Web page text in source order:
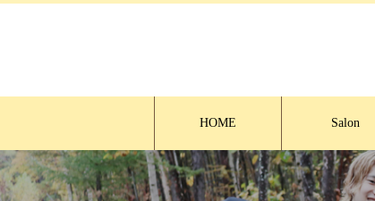
HOME Salon